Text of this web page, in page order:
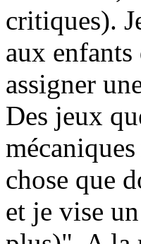
critiques).
aux
assigner
Des jeux
chose que
et je vise